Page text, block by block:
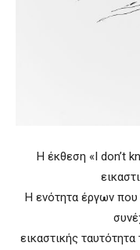
Η έκθεση «I don’t
Η ενότητα έργων που
εικαστικής